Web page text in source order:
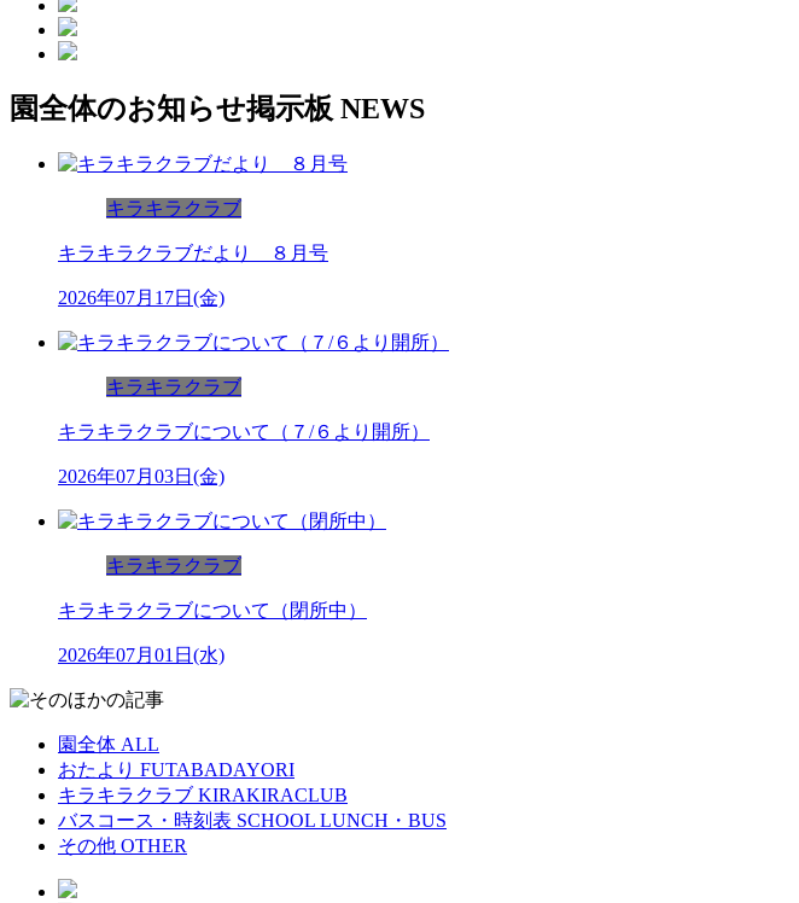
園全体のお知らせ掲示板 NEWS
キラキラクラブ
キラキラクラブだより ８月号
2026年07月17日(金)
キラキラクラブ
キラキラクラブについて（７/６より開所）
2026年07月03日(金)
キラキラクラブ
キラキラクラブについて（閉所中）
2026年07月01日(水)
園全体 ALL
おたより FUTABADAYORI
キラキラクラブ KIRAKIRACLUB
バスコース・時刻表 SCHOOL LUNCH・BUS
その他 OTHER